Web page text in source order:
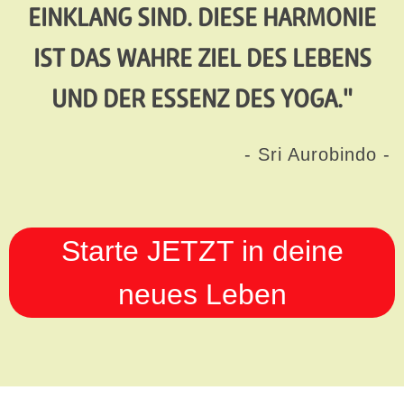
EINKLANG SIND. DIESE HARMONIE
IST DAS WAHRE ZIEL DES LEBENS
UND DER ESSENZ DES YOGA."
- Sri Aurobindo -
Starte JETZT in deine
neues Leben